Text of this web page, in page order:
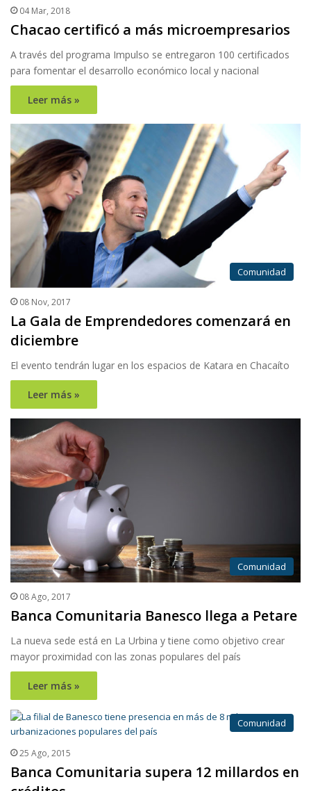
04 Mar, 2018
Chacao certificó a más microempresarios
A través del programa Impulso se entregaron 100 certificados
para fomentar el desarrollo económico local y nacional
Leer más »
Comunidad
08 Nov, 2017
La Gala de Emprendedores comenzará en
diciembre
El evento tendrán lugar en los espacios de Katara en Chacaíto
Leer más »
Comunidad
08 Ago, 2017
Banca Comunitaria Banesco llega a Petare
La nueva sede está en La Urbina y tiene como objetivo crear
mayor proximidad con las zonas populares del país
Leer más »
Comunidad
25 Ago, 2015
Banca Comunitaria supera 12 millardos en